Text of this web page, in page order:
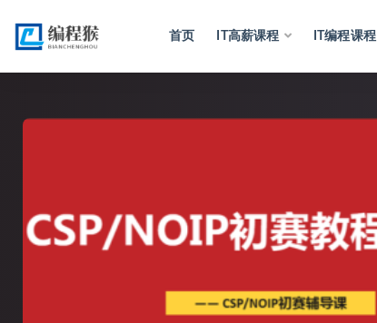
首页 IT高薪课程 IT编程课程